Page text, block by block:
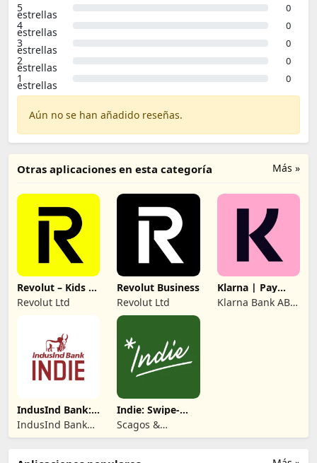
5
estrellas 0
4
estrellas 0
3
estrellas 0
2
estrellas 0
1
estrellas 0
Aún no se han añadido reseñas.
Más »
Otras aplicaciones en esta categoría
Revolut – Kids &
Teens
Revolut Ltd
Revolut Business
Revolut Ltd
Klarna | Pay
your way
Klarna Bank AB
IndusInd Bank:
Savings A/C, FD
IndusInd Bank
Ltd.
Indie: Swipe-
Based Casting
Scagos &
Company LLC